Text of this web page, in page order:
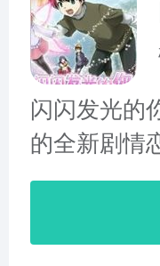
闪闪发光的
的全新剧情